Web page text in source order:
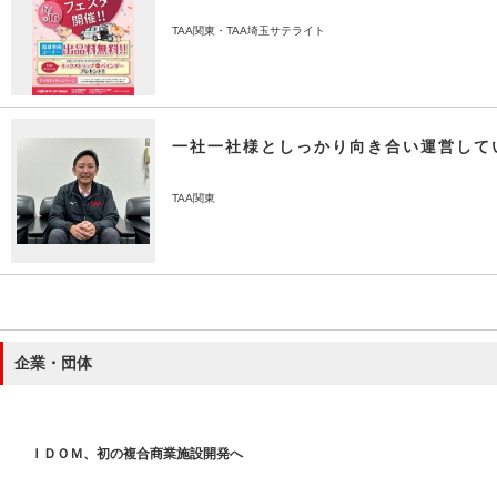
TAA関東・TAA埼玉サテライト
一社一社様としっかり向き合い運営して
TAA関東
企業・団体
ＩＤＯＭ、初の複合商業施設開発へ